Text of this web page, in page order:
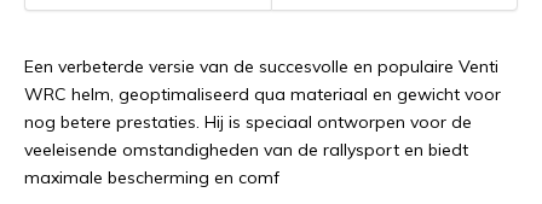
Een verbeterde versie van de succesvolle en populaire Venti
WRC helm, geoptimaliseerd qua materiaal en gewicht voor
nog betere prestaties. Hij is speciaal ontworpen voor de
veeleisende omstandigheden van de rallysport en biedt
maximale bescherming en comf